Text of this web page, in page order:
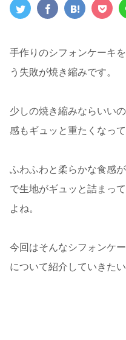
手作りのシフォンケーキ
う失敗が焼き縮みです。
少しの焼き縮みならいい
感もギュッと重たくなって
ふわふわと柔らかな食感
で生地がギュッと詰まっ
よね。
今回はそんなシフォンケ
について紹介していきたい